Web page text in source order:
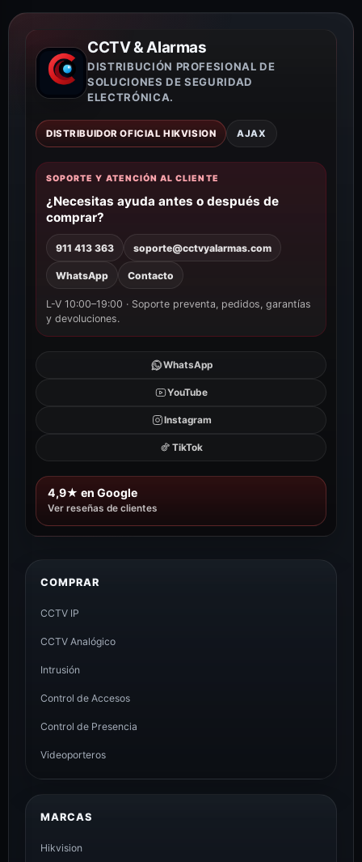
CCTV & Alarmas
DISTRIBUCIÓN PROFESIONAL DE
SOLUCIONES DE SEGURIDAD
ELECTRÓNICA.
DISTRIBUIDOR OFICIAL HIKVISION AJAX
SOPORTE Y ATENCIÓN AL CLIENTE
¿Necesitas ayuda antes o después de
comprar?
911 413 363 soporte@cctvyalarmas.com
WhatsApp Contacto
L-V 10:00–19:00 · Soporte preventa, pedidos, garantías
y devoluciones.
WhatsApp
YouTube
Instagram
TikTok
4,9★ en Google
Ver reseñas de clientes
COMPRAR
CCTV IP
CCTV Analógico
Intrusión
Control de Accesos
Control de Presencia
Videoporteros
MARCAS
Hikvision